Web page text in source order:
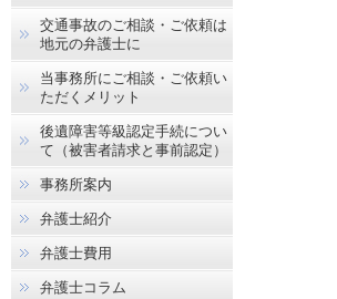
交通事故のご相談・ご依頼は
地元の弁護士に
当事務所にご相談・ご依頼い
ただくメリット
後遺障害等級認定手続につい
て（被害者請求と事前認定）
事務所案内
弁護士紹介
弁護士費用
弁護士コラム